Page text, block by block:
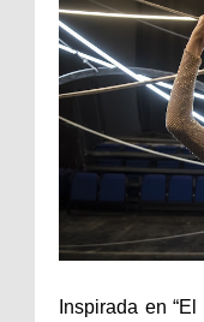
Inspirada en